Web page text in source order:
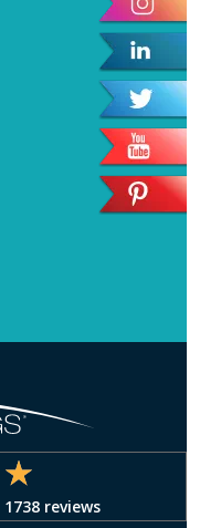
1738 reviews